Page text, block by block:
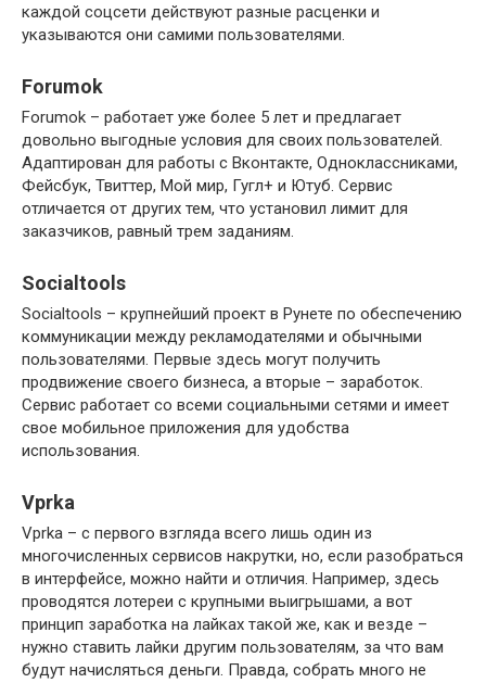
каждой соцсети действуют разные расценки и
указываются они самими пользователями.
Forumok
Forumok – работает уже более 5 лет и предлагает
довольно выгодные условия для своих пользователей.
Адаптирован для работы с Вконтакте, Одноклассниками,
Фейсбук, Твиттер, Мой мир, Гугл+ и Ютуб. Сервис
отличается от других тем, что установил лимит для
заказчиков, равный трем заданиям.
Socialtools
Socialtools – крупнейший проект в Рунете по обеспечению
коммуникации между рекламодателями и обычными
пользователями. Первые здесь могут получить
продвижение своего бизнеса, а вторые – заработок.
Сервис работает со всеми социальными сетями и имеет
свое мобильное приложения для удобства
использования.
Vprka
Vprka – с первого взгляда всего лишь один из
многочисленных сервисов накрутки, но, если разобраться
в интерфейсе, можно найти и отличия. Например, здесь
проводятся лотереи с крупными выигрышами, а вот
принцип заработка на лайках такой же, как и везде –
нужно ставить лайки другим пользователям, за что вам
будут начисляться деньги. Правда, собрать много не